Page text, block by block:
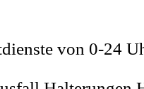
von 0-24